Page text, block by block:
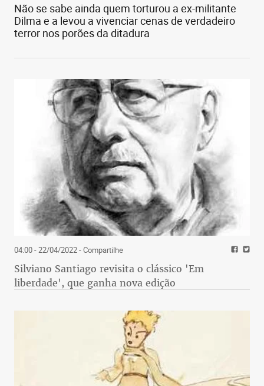
Não se sabe ainda quem torturou a ex-militante
Dilma e a levou a vivenciar cenas de verdadeiro
terror nos porões da ditadura
04:00 - 22/04/2022- Compartilhe
Silviano Santiago revisita o clássico 'Em
liberdade', que ganha nova edição